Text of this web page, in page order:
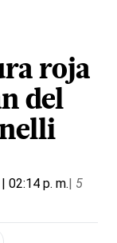
roja
del
02:14 p. m.| 5